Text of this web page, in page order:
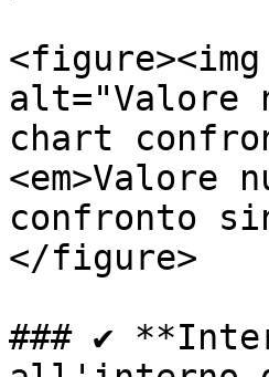
alt="Valore
chart
confronto
</figure>
### ✔️